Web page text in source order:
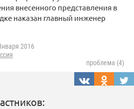
внесенного представления в
наказан главный инженер
2016
проблема (4)